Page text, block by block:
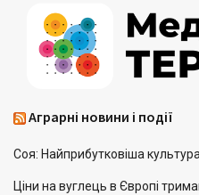
Аграрні новини і події
Соя: Найприбутковіша
Ціни на вуглець в Європі